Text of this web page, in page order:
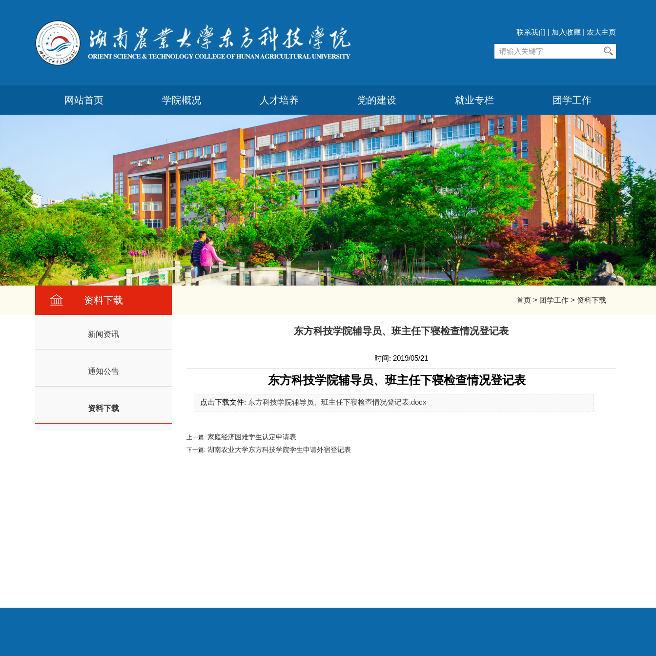
联系我们 | 加入收藏 | 农大主页
网站首页 学院概况 人才培养 党的建设 就业专栏 团学工作
资料下载 首页 > 团学工作 > 资料下载
新闻资讯
通知公告
资料下载
东方科技学院辅导员、班主任下寝检查情况登记表
时间: 2019/05/21
东方科技学院辅导员、班主任下寝检查情况登记表
点击下载文件: 东方科技学院辅导员、班主任下寝检查情况登记表.docx
上一篇: 家庭经济困难学生认定申请表
下一篇: 湖南农业大学东方科技学院学生申请外宿登记表